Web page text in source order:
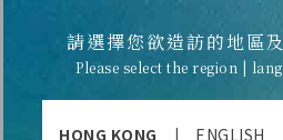
歡迎登入您的網路辦公室→【客戶服
請選擇您欲造訪的地區
Please select the region |
HONG KONG | ENGLISH